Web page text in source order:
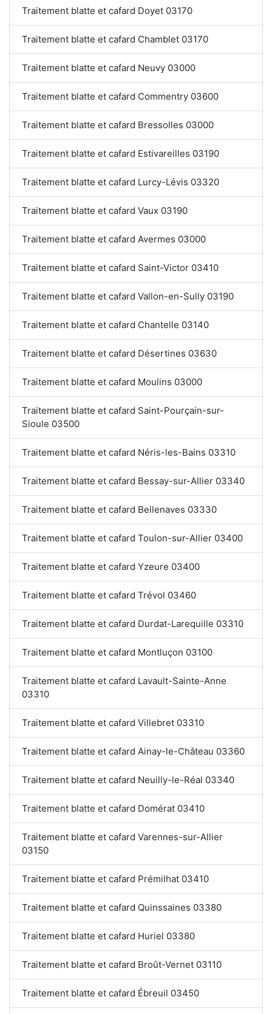
Traitement blatte et cafard Doyet 03170
Traitement blatte et cafard Chamblet 03170
Traitement blatte et cafard Neuvy 03000
Traitement blatte et cafard Commentry 03600
Traitement blatte et cafard Bressolles 03000
Traitement blatte et cafard Estivareilles 03190
Traitement blatte et cafard Lurcy-Lévis 03320
Traitement blatte et cafard Vaux 03190
Traitement blatte et cafard Avermes 03000
Traitement blatte et cafard Saint-Victor 03410
Traitement blatte et cafard Vallon-en-Sully 03190
Traitement blatte et cafard Chantelle 03140
Traitement blatte et cafard Désertines 03630
Traitement blatte et cafard Moulins 03000
Traitement blatte et cafard Saint-Pourçain-sur-
Sioule 03500
Traitement blatte et cafard Néris-les-Bains 03310
Traitement blatte et cafard Bessay-sur-Allier 03340
Traitement blatte et cafard Bellenaves 03330
Traitement blatte et cafard Toulon-sur-Allier 03400
Traitement blatte et cafard Yzeure 03400
Traitement blatte et cafard Trévol 03460
Traitement blatte et cafard Durdat-Larequille 03310
Traitement blatte et cafard Montluçon 03100
Traitement blatte et cafard Lavault-Sainte-Anne
03310
Traitement blatte et cafard Villebret 03310
Traitement blatte et cafard Ainay-le-Château 03360
Traitement blatte et cafard Neuilly-le-Réal 03340
Traitement blatte et cafard Domérat 03410
Traitement blatte et cafard Varennes-sur-Allier
03150
Traitement blatte et cafard Prémilhat 03410
Traitement blatte et cafard Quinssaines 03380
Traitement blatte et cafard Huriel 03380
Traitement blatte et cafard Broût-Vernet 03110
Traitement blatte et cafard Ébreuil 03450